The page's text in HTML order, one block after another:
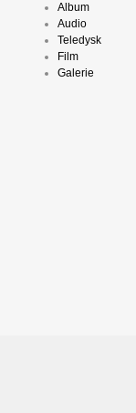
Album
Audio
Teledysk
Film
Galerie